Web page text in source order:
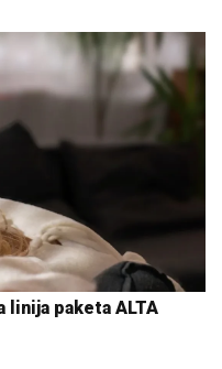
paketa ALTA